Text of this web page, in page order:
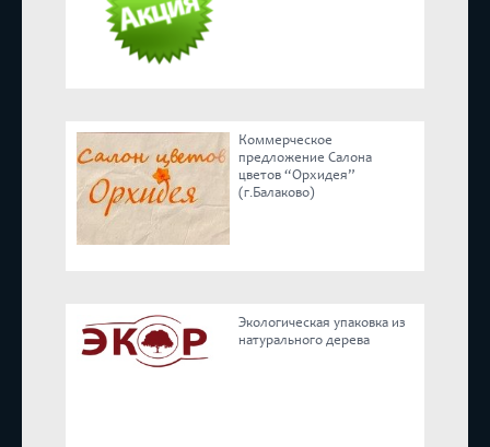
Дегустации. Экспертиза
Экспертное мнение
Корпоративные блоги
Предложения
Коммерческое
предложение Салона
цветов “Орхидея”
(г.Балаково)
Экологическая упаковка из
натурального дерева